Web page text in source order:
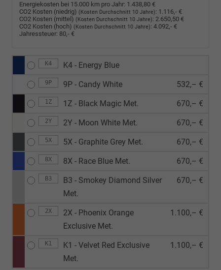
Energiekosten bei 15.000 km pro Jahr: 1.438,80 €
CO2 Kosten (niedrig) (Kosten Durchschnitt 10 Jahre): 1.116,- €
CO2 Kosten (mittel) (Kosten Durchschnitt 10 Jahre): 2.650,50 €
CO2 Kosten (hoch) (Kosten Durchschnitt 10 Jahre): 4.092,- €
Jahressteuer: 80,- €
K4 K4 - Energy Blue
9P 9P - Candy White 532,– €
1Z 1Z - Black Magic Met. 670,– €
2Y 2Y - Moon White Met. 670,– €
5X 5X - Graphite Grey Met. 670,– €
8X 8X - Race Blue Met. 670,– €
B3
B3 - Smokey Diamond Silver
Met.
670,– €
2X
2X - Phoenix Orange
Exclusive Met.
1.100,– €
K1
K1 - Velvet Red Exclusive
Met.
1.100,– €